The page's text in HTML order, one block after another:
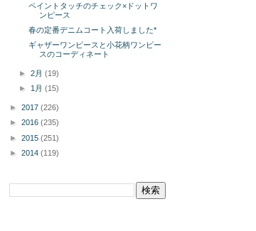
ペイントタッチのチェック×ドットワ
ンピース
春の定番デニムコート入荷しました*
ギャザーワンピースと小花柄ワンピー
スのコーディネート
►2月(19)
► 1月(15)
► 2017 (226)
► 2016 (235)
► 2015 (251)
► 2014 (119)